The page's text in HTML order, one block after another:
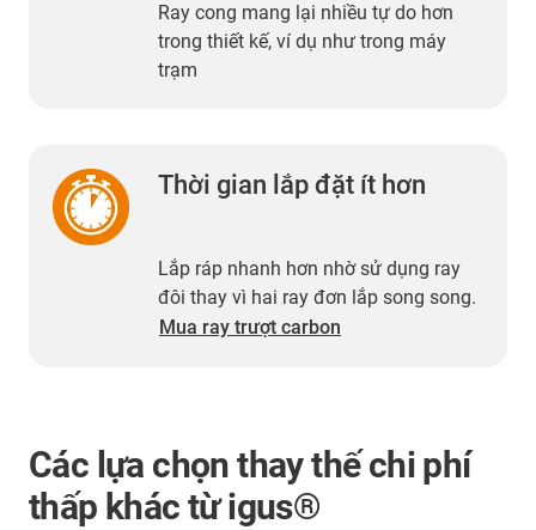
Ray cong mang lại nhiều tự do hơn
trong thiết kế, ví dụ như trong máy
trạm
Thời gian lắp đặt ít hơn
Lắp ráp nhanh hơn nhờ sử dụng ray
đôi thay vì hai ray đơn lắp song song.
Mua ray trượt carbon
Các lựa chọn thay thế chi phí
thấp khác từ igus®